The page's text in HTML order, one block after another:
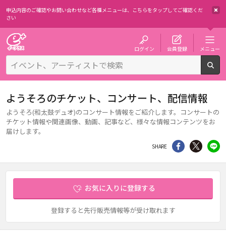
申込内容のご確認やお問い合わせなど各種メニューは、 こちらをタップしてご確認くだ
さい
ログイン 会員登録 メニュー
ようそろのチケット、コンサート、配信情報
ようそろ(和太鼓デュオ)のコンサート情報をご紹介します。コンサートの
チケット情報や関連画像、動画、記事など、様々な情報コンテンツをお
届けします。
SHARE シェア Twitter
お気に入りに登録する
登録すると先行販売情報等が受け取れます